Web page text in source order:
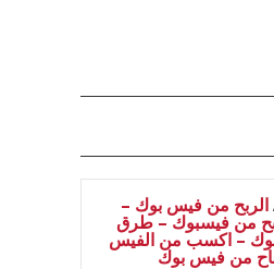
الربح من فيس بوك –
من فيسبوك – طرق
– اكسب من الفيس
من فيس بوك